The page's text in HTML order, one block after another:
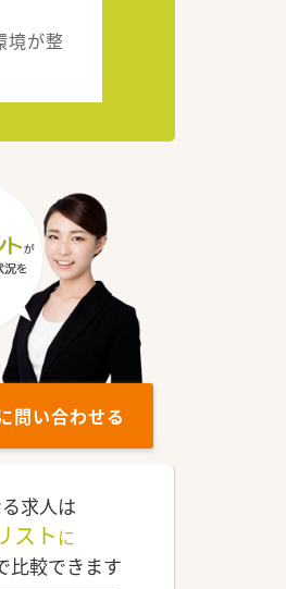
境が整
問い合わせる
求人は
スト に
比較できます